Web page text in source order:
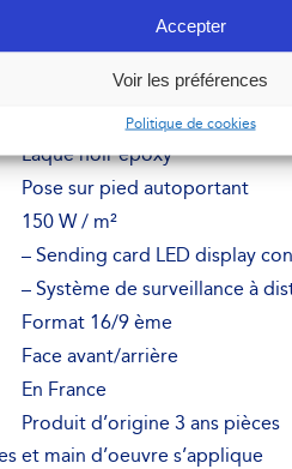
Accepter
Voir les préférences
Politique de cookies
266 cm / 105 pouces
766 x 446 px
>1500 Cd / m²
L 196 x H 283 cm
Laqué noir epoxy
Pose sur pied autoportant
150 W / m²
– Sending card LED display
– Système de surveillance à
Format 16/9 ème
Face avant/arrière
En France
Produit d’origine 3 ans pièces
et main d’oeuvre s’applique